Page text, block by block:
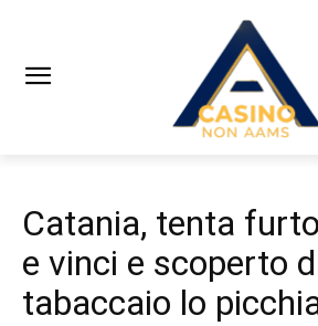
Catania, tenta
e vinci e scoperto
tabaccaio lo